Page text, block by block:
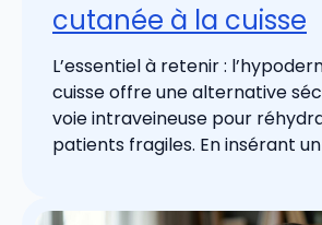
cutanée à la cuisse
L’essentiel à retenir :
cuisse offre une alternative
voie intraveineuse pour
patients fragiles. En insérant un